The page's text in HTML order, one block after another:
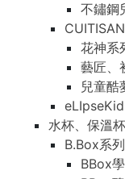
不鏽鋼
花神系
藝匠、
兒童酷
水杯、保溫
B.Box系列
BBox